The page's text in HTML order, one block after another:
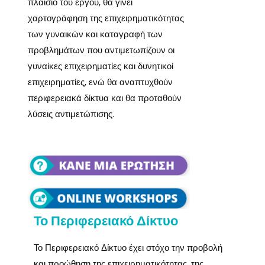
χαρτογράφηση της επιχειρηματικότητας
των γυναικών και καταγραφή των
προβλημάτων που αντιμετωπίζουν οι
γυναίκες επιχειρηματίες και δυνητικοί
επιχειρηματίες, ενώ θα αναπτυχθούν
περιφερειακά δίκτυα και θα προταθούν
λύσεις αντιμετώπισης.
Το Περιφερειακό Δίκτυο
Το Περιφερειακό Δίκτυο έχει στόχο την προβολή